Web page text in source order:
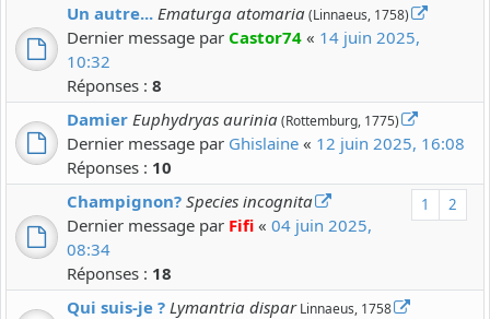
Un autre... Ematurga atomaria(Linnaeus, 1758)
Dernier message par Castor74 « 14 juin 2025,
10:32
Réponses : 8
Damier Euphydryas aurinia(Rottemburg, 1775)
Dernier message par Ghislaine « 12 juin 2025, 16:08
Réponses : 10
1 2
Champignon? Species incognita
Dernier message par Fifi « 04 juin 2025,
08:34
Réponses : 18
Qui suis-je ? Lymantria disparLinnaeus, 1758